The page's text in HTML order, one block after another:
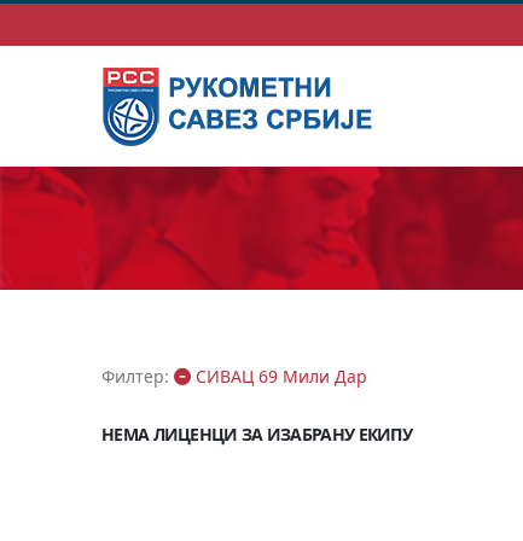
Филтер: СИВАЦ 69 Мили Дар
НЕМА ЛИЦЕНЦИ ЗА ИЗАБРАНУ ЕКИПУ